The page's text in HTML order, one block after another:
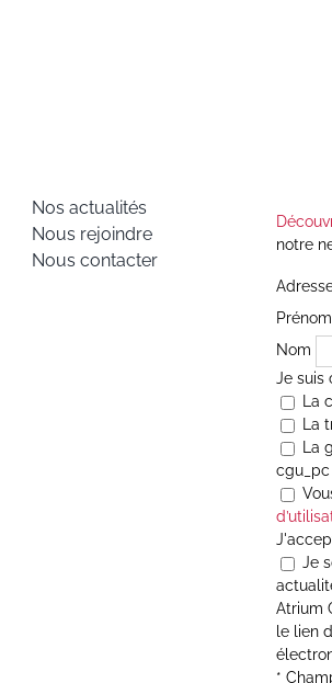
Nos actualités
Nous rejoindre
Nous contacter
notre
Prénom
Nom
Je suis
La
La
La
cgu_pc
Je
Atrium
le lien
*